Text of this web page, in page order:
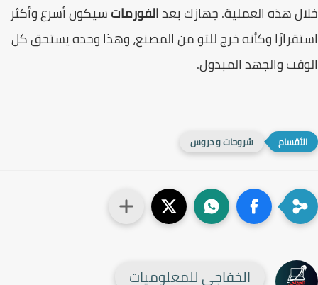
هذه العملية. جهازك بعدالفورماتسيكون أسرع وأكثر
وكأنه خرج للتو من المصنع، وهذا وحده يستحق كل
والجهد المبذول.
شروحات و دروس
الخفاجي للمعلوميات